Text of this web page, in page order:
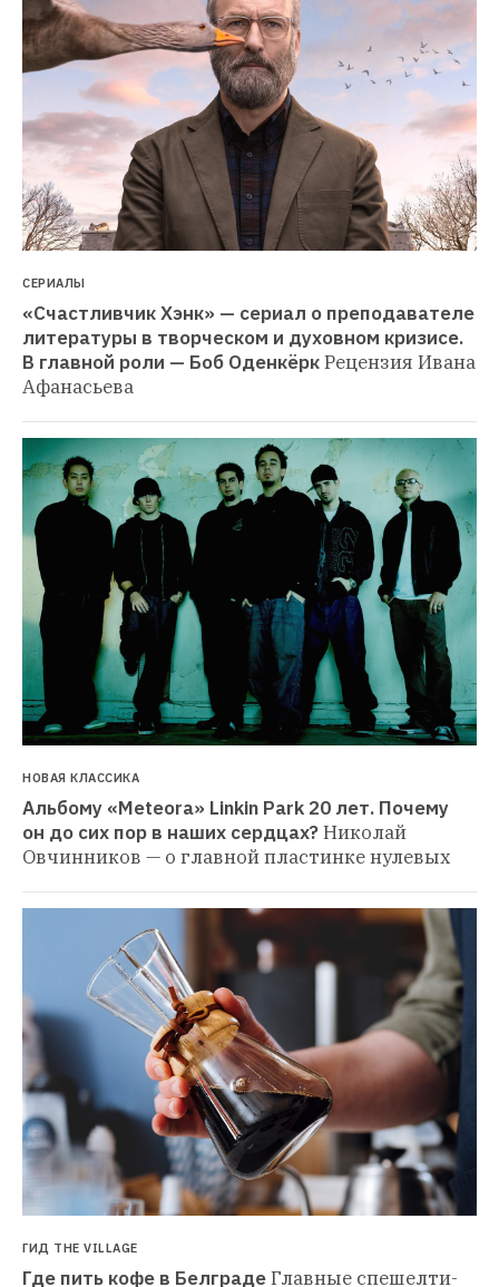
СЕРИАЛЫ
«Счастливчик Хэнк» — сериал о преподавателе
литературы в творческом и духовном кризисе.
В главной роли — Боб ОденкёркРецензия Ивана
Афанасьева
НОВАЯ КЛАССИКА
Альбому «Meteora» Linkin Park 20 лет. Почему
он до сих пор в наших сердцах?Николай
Овчинников — о главной пластинке нулевых
ГИД THE VILLAGE
Где пить кофе в БелградеГлавные спешелти-